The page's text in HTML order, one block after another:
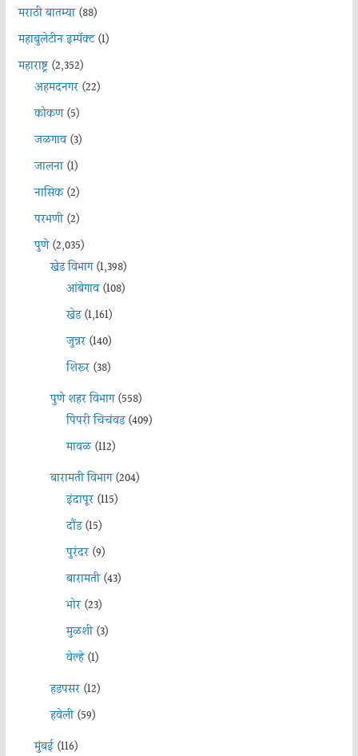
मराठी बातम्या(88)
महाबुलेटीन इम्पॅक्ट(1)
महाराष्ट्र(2,352)
अहमदनगर(22)
कोकण(5)
जळगाव(3)
जालना(1)
नासिक(2)
परभणी(2)
पुणे(2,035)
खेड विभाग(1,398)
आंबेगाव(108)
खेड(1,161)
जुन्नर(140)
शिरूर(38)
पुणे शहर विभाग(558)
पिंपरी चिचंवड(409)
मावळ(112)
बारामती विभाग(204)
इंदापूर(115)
दौंड(15)
पुरंदर(9)
बारामती(43)
भोर(23)
मुळशी(3)
वेल्हे(1)
हडपसर(12)
हवेली(59)
मुंबई(116)